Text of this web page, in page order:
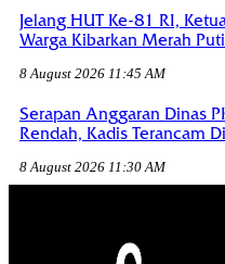
Jelang HUT Ke-81 RI,
Warga Kibarkan Merah
8 August 2026 11:45 AM
Serapan Anggaran Dinas
Rendah, Kadis Terancam
8 August 2026 11:30 AM